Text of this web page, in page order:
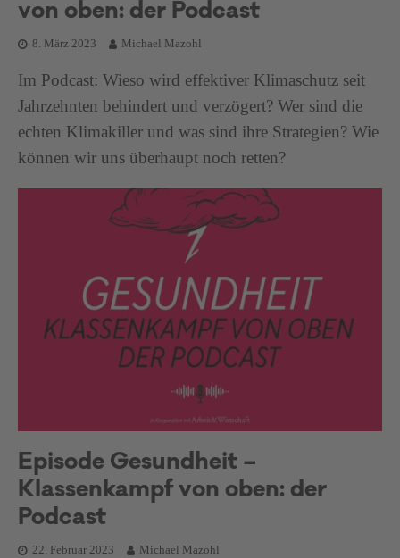
von oben: der Podcast
8. März 2023 Michael Mazohl
Im Podcast: Wieso wird effektiver Klimaschutz seit
Jahrzehnten behindert und verzögert? Wer sind die
echten Klimakiller und was sind ihre Strategien? Wie
können wir uns überhaupt noch retten?
Episode Gesundheit –
Klassenkampf von oben: der
Podcast
22. Februar 2023 Michael Mazohl